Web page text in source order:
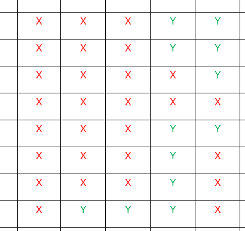
X X X Y Y
X X X Y Y
X X X X Y
X X X X X
X X X Y Y
X X X Y X
X X X Y X
X Y Y Y X